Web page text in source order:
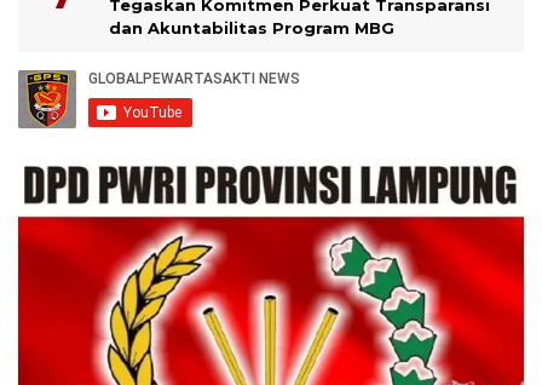
Tegaskan Komitmen Perkuat Transparansi
dan Akuntabilitas Program MBG